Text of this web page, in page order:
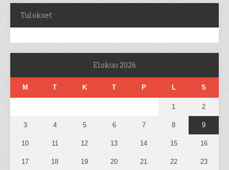
Tulokset
Elokuu 2026
M T K T P L S
1 2
3 4 5 6 7 8 9
10 11 12 13 14 15 16
17 18 19 20 21 22 23